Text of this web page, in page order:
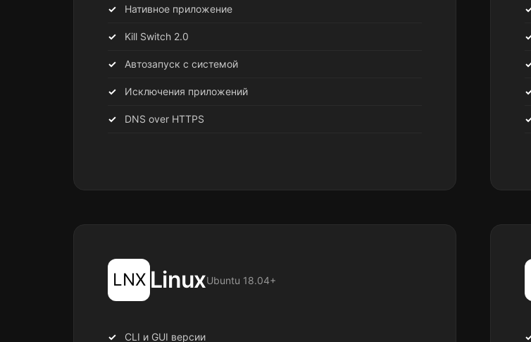
Нативное приложение
Kill Switch 2.0
Автозапуск с системой
Исключения приложений
DNS over HTTPS
LNX LinuxUbuntu 18.04+
CLI и GUI версии